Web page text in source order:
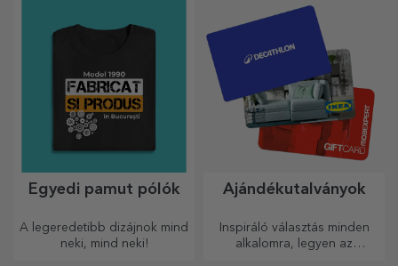
Egyedi pamut pólók
A legeredetibb dizájnok mind
neki, mind neki!
Ajándékutalványok
Inspiráló választás minden
alkalomra, legyen az